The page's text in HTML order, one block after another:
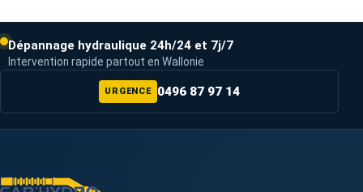
Dépannage hydraulique 24h/24 et 7j/7
Intervention rapide partout en Wallonie
URGENCE 0496 87 97 14